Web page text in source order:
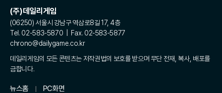
(주)데일리게임
(06250) 서울시 강남구 역삼로8길 17, 4층
Tel. 02-583-5870 | Fax. 02-583-5877
chrono@dailygame.co.kr
데일리게임의 모든 콘텐츠는 저작권법의 보호를 받으며 무단 전재, 복사, 배포를
금합니다.
뉴스홈 PC화면